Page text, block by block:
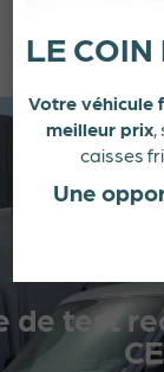
de test
LE COIN
Votre véhicule
meilleur prix
caisses
Une